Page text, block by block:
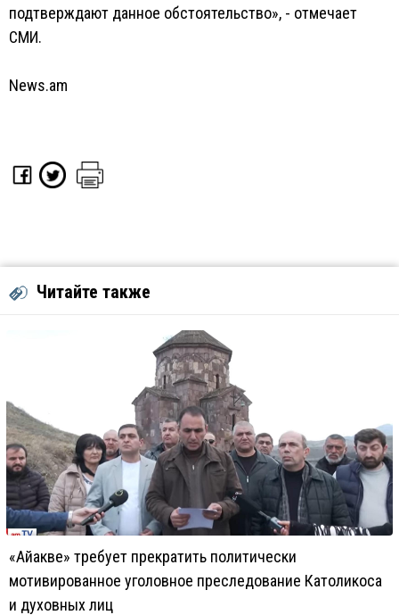
подтверждают данное обстоятельство», - отмечает
СМИ.
News.am
Читайте также
«Айакве» требует прекратить политически
мотивированное уголовное преследование Католикоса
и духовных лиц